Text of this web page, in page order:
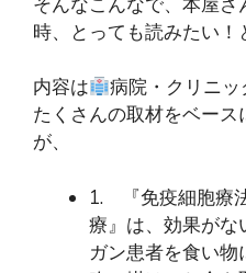
時、とっても読みたい！
内容は 病院・クリニッ
たくさんの取材をベー
が、
1. 『免疫細胞療
療』は、効果がな
ガン患者を食い